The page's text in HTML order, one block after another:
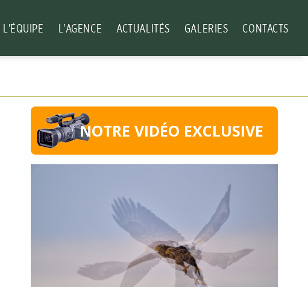
L'ÉQUIPE L'AGENCE ACTUALITÉS GALERIES CONTACTS
NOTRE VIDÉO EXCLUSIVE